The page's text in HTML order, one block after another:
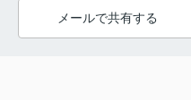
メールで共有する